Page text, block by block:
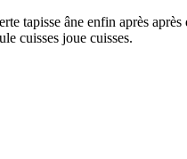
tapisse âne enfin après
cuisses joue cuisses.